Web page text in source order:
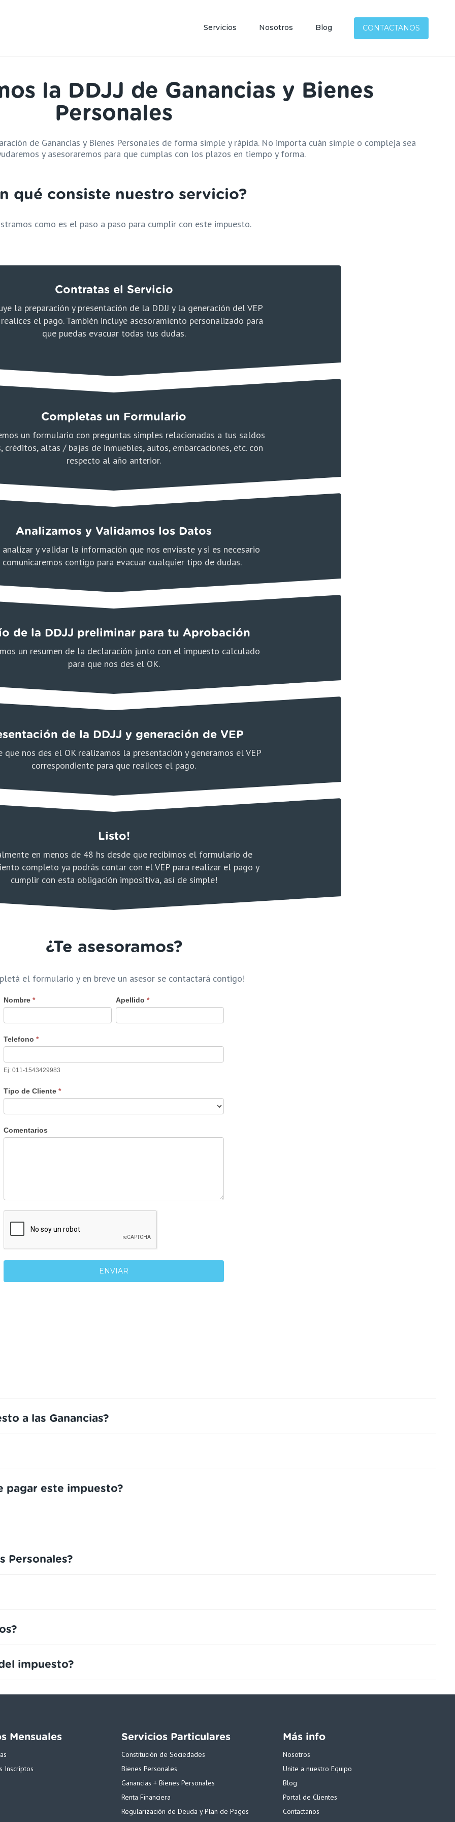
Servicios
Responsables Inscriptos
Monotributistas
———————————————–
Análisis y Planificación Tributaria
Regularización y Plan de Pagos
Bienes Personales
Nosotros Blog CONTACTANOS
la DDJJ de Ganancias y Bienes
Personales
de Ganancias y Bienes Personales de forma simple y rápida. No importa cuán simple o compleja sea
y asesoraremos para que cumplas con los plazos en tiempo y forma.
qué consiste nuestro servicio?
como es el paso a paso para cumplir con este impuesto.
Contratas el Servicio
la preparación y presentación de la DDJJ y la generación del VEP
el pago. También incluye asesoramiento personalizado para
que puedas evacuar todas tus dudas.
Completas un Formulario
un formulario con preguntas simples relacionadas a tus saldos
créditos, altas / bajas de inmuebles, autos, embarcaciones, etc. con
respecto al año anterior.
Analizamos y Validamos los Datos
analizar y validar la información que nos enviaste y si es necesario
comunicaremos contigo para evacuar cualquier tipo de dudas.
de la DDJJ preliminar para tu Aprobación
un resumen de la declaración junto con el impuesto calculado
para que nos des el OK.
de la DDJJ y generación de VEP
que nos des el OK realizamos la presentación y generamos el VEP
correspondiente para que realices el pago.
Listo!
en menos de 48 hs desde que recibimos el formulario de
completo ya podrás contar con el VEP para realizar el pago y
cumplir con esta obligación impositiva, así de simple!
¿Te asesoramos?
el formulario y en breve un asesor se contactará contigo!
Nombre * Apellido*
Telefono *
Ej: 011-1543429983
Tipo de Cliente *
Comentarios
ENVIAR
Si eres
este
en
blanco.
a las Ganancias?
pagar este impuesto?
Personales?
impuesto?
Mensuales
Inscriptos
Servicios Particulares
Constitución de Sociedades
Bienes Personales
Ganancias + Bienes Personales
Renta Financiera
Regularización de Deuda y Plan de Pagos
Más info
Nosotros
Unite a nuestro Equipo
Blog
Portal de Clientes
Contactanos